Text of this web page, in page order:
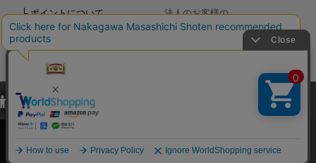
└ ポイントについて
お問い合わせ
法人のお客様の
お問い合わせ
Copyright©2000-2026
Nakagawa Masashichi Shoten All Rights Reserved.
当サイトでは、当サイト内における閲覧履歴・属性情報などの取得およ
び利便性向上のためにクッキー（Cookie）を使用いたします。詳細に
関しては「プライバシーポリシー
承諾する